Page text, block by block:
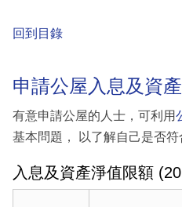
回到目錄
申請公屋入息及資
有意申請公屋的人士，可利用
基本問題， 以了解自己是否符
入息及資產淨值限額